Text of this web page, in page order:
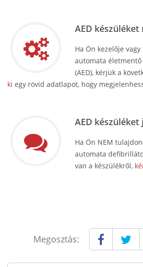
AED
Ha Ön kezelője
automata
(AED), kérjük a
ki egy rövid adatlapot, hogy
AED
Ha Ön NEM
automata
van a készülékről,
Megosztás: